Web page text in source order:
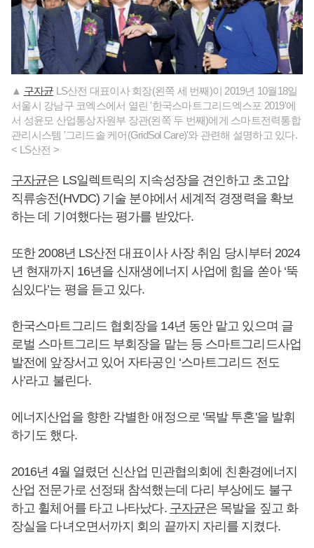
▲ 구자균 LS산전 대표이사 회장(왼쪽 세 번째)이 2019년 10월18일
서울시 강남구 코엑스에서 열린 '한국스마트그리드엑스포 2019'에
서 성윤모 산업통상자원부 장관(왼쪽 두 번째)에게 스마트전력통합
관리시스템 '그리드솔 케어(GridSol Care)'와 관련해 설명하고 있다.
< LS산전 >
구자균은 LS일렉트릭의 지속성장을 견인하고 초고압
직류송전(HVDC) 기술 분야에서 세계적 경쟁력을 확보
하는 데 기여했다는 평가를 받았다.
또한 2008년 LS산전 대표이사 사장 취임 당시부터 2024
년 현재까지 16년을 신재생에너지 사업에 힘을 쏟아 ‘뚝
심있다’는 평을 듣고 있다.
한국스마트그리드 협회장을 14년 동안 맡고 있으며 글
로벌 스마트그리드 부회장을 맡는 등 스마트그리드사업
발전에 앞장서고 있어 자타공인 ‘스마트그리드 전도
사’라고 불린다.
에너지산업을 향한 각별한 애정으로 '목발 투혼'을 발휘
하기도 했다.
2016년 4월 열렸던 신산업 민관협의회에 친환경에너지
산업 전문가로 선정돼 참석했는데 다리 부상에도 불구
하고 휠체어를 타고 나타났다. 구자균은 목발을 짚고 화
장실을 다녀오면서까지 회의 끝까지 자리를 지켰다.